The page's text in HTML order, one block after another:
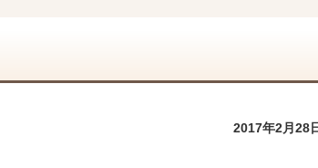
2017年2月28